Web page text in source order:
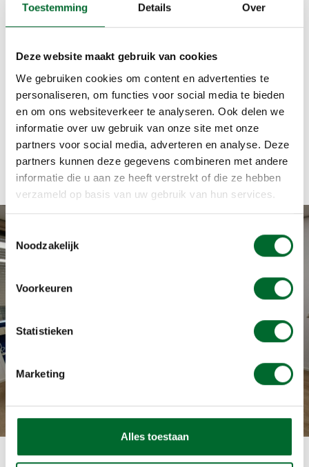
Toestemming Details Over
Deze website maakt gebruik van cookies
We gebruiken cookies om content en advertenties te
personaliseren, om functies voor social media te bieden
en om ons websiteverkeer te analyseren. Ook delen we
informatie over uw gebruik van onze site met onze
partners voor social media, adverteren en analyse. Deze
partners kunnen deze gegevens combineren met andere
informatie die u aan ze heeft verstrekt of die ze hebben
verzameld op basis van uw gebruik van hun services.
Toestemmingsselectie
Noodzakelijk
Voorkeuren
Statistieken
Marketing
Alles toestaan
Kleine chirurgie
Voor deze behandelingen betaalt u geen eigen risico en